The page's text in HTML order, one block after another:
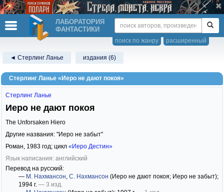
ЛАБОРАТОРИЯ
ФАНТАСТИКИ
расширенный
поиск по жанру
◄ Стерлинг Ланье издания (6)
Стерлинг Ланье «Иеро не дают покоя»
Стерлинг Ланье
Иеро не дают покоя
The Unforsaken Hiero
Другие названия: "Иеро не забыт"
Роман, 1983 год; цикл «Иеро Дестин»
Язык написания: английский
Перевод на русский:
— М. Нахмансон, С. Нахмансон (Иеро не дают покоя; Иеро не забыт);
1994 г. — 3 изд.